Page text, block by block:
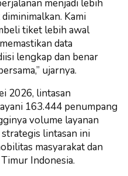
menjadi lebih
Kami
tiket lebih awal
data
lengkap dan benar
ujarnya.
2026, lintasan
163.444 penumpang
volume layanan
lintasan ini
masyarakat dan
Indonesia.